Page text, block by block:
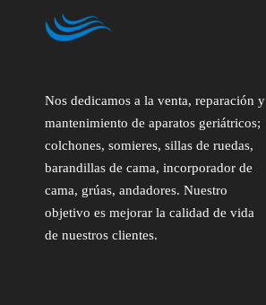
Nos dedicamos a la venta, reparación y
mantenimiento de aparatos geriátricos;
colchones, somieres, sillas de ruedas,
barandillas de cama, incorporador de
cama, grúas, andadores. Nuestro
objetivo es mejorar la calidad de vida
de nuestros clientes.